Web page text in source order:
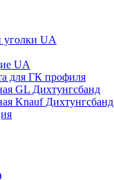
UA
UA
для ГК профиля
GL Дихтунгсбанд
Knauf Дихтунгсбанд